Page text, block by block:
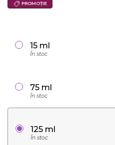
PROMOȚIE
15 ml
În stoc
75 ml
În stoc
125 ml
În stoc